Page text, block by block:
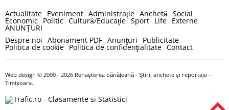
Actualitate Eveniment Administraţie Anchetă Social
Economic Politic Cultură/Educaţie Sport Life Externe
ANUNȚURI
Despre noi Abonament PDF Anunţuri Publicitate
Politica de cookie Politica de confidenţialitate Contact
Web design © 2000 - 2026 Renaşterea bănăţeană - Ştiri, anchete şi reportaje –
Timișoara.